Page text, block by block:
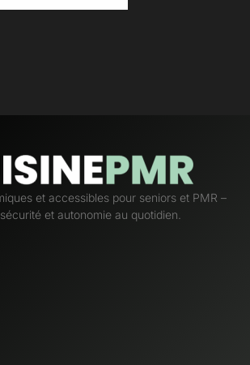
et accessibles pour seniors et PMR –
et autonomie au quotidien.